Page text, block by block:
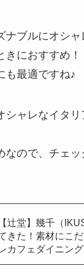
ナブルにオシ
きにおすすめ！
も最適ですね♪
シャレなイタリ
なので、チェッ
【辻堂】幾千（
きた！素材にこ
カフェダイニング